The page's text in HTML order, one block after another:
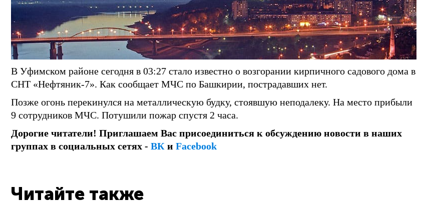
В Уфимском районе сегодня в 03:27 стало известно о возгорании кирпичного садового дома в
СНТ «Нефтяник-7». Как сообщает МЧС по Башкирии, пострадавших нет.
Позже огонь перекинулся на металлическую будку, стоявшую неподалеку. На место прибыли
9 сотрудников МЧС. Потушили пожар спустя 2 часа.
Дорогие читатели! Приглашаем Вас присоединиться к обсуждению новости в наших
группах в социальных сетях - ВК и Facebook
Читайте также